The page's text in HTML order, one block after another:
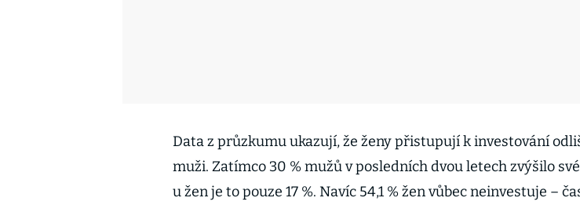
Data z průzkumu ukazují, že ženy přistupují k investování
muži. Zatímco 30 % mužů v posledních dvou letech zvýšilo
u žen je to pouze 17 %. Navíc 54,1 % žen vůbec neinvestuje –